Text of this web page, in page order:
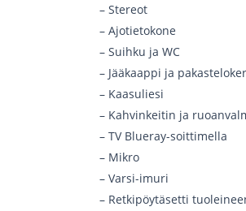
– Stereot
– Ajotietokone
– Suihku ja WC
– Jääkaappi ja
– Kaasuliesi
– Kahvinkeitin ja
– TV Blueray-soittimella
– Mikro
– Varsi-imuri
– Retkipöytäsetti